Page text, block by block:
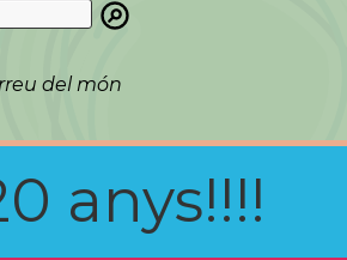
del món
anys!!!!